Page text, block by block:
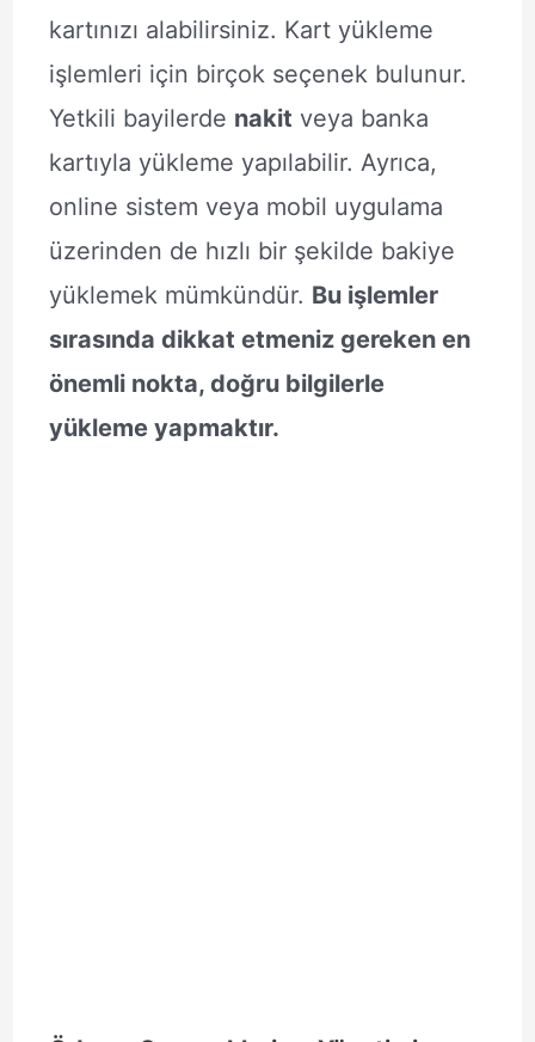
kartınızı alabilirsiniz. Kart yükleme
işlemleri için birçok seçenek bulunur.
Yetkili bayilerde nakit veya banka
kartıyla yükleme yapılabilir. Ayrıca,
online sistem veya mobil uygulama
üzerinden de hızlı bir şekilde bakiye
yüklemek mümkündür. Bu işlemler
sırasında dikkat etmeniz gereken en
önemli nokta, doğru bilgilerle
yükleme yapmaktır.